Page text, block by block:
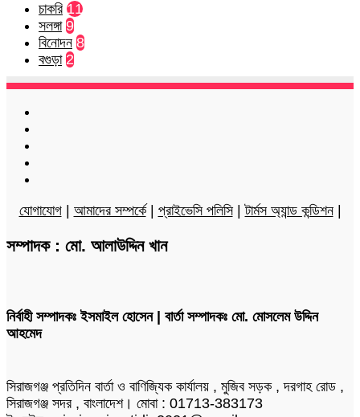
চাকরি 11
সলঙ্গা 9
বিনোদন 8
বগুড়া 2
যোগাযোগ| আমাদের সম্পর্কে| প্রাইভেসি পলিসি|টার্মস অ্যান্ড কন্ডিশন|
সম্পাদক : মো. আলাউদ্দিন খান
নির্বাহী সম্পাদকঃ ইসমাইল হোসেন | বার্তা সম্পাদকঃ মো. মোসলেম উদ্দিন
আহমেদ
সিরাজগঞ্জ প্রতিদিন বার্তা ও বাণিজ্যিক কার্যালয় , মুজিব সড়ক , দরগাহ রোড ,
সিরাজগঞ্জ সদর , বাংলাদেশ। মোবা : 01713-383173